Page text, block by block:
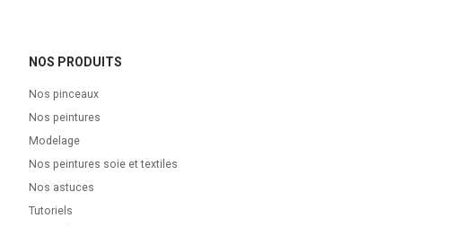
NOS PRODUITS
Nos pinceaux
Nos peintures
Modelage
Nos peintures soie et textiles
Nos astuces
Tutoriels